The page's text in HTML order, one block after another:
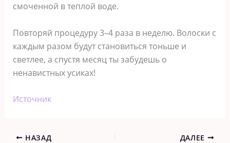
смоченной в теплой воде.
Повторяй процедуру 3–4 раза в неделю. Волоски с
каждым разом будут становиться тоньше и
светлее, а спустя месяц ты забудешь о
ненавистных усиках!
Источник
НАЗАД ДАЛЕЕ